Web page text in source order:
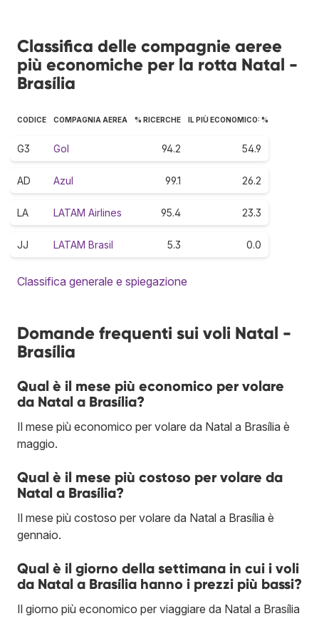
Classifica delle compagnie aeree
più economiche per la rotta Natal -
Brasília
CODICE COMPAGNIA AEREA % RICERCHE IL PIÙ ECONOMICO: %
G3 Gol 94.2 54.9
AD Azul 99.1 26.2
LA LATAM Airlines 95.4 23.3
JJ LATAM Brasil 5.3 0.0
Classifica generale e spiegazione
Domande frequenti sui voli Natal -
Brasília
Qual è il mese più economico per volare
da Natal a Brasília?
Il mese più economico per volare da Natal a Brasília è
maggio.
Qual è il mese più costoso per volare da
Natal a Brasília?
Il mese più costoso per volare da Natal a Brasília è
gennaio.
Qual è il giorno della settimana in cui i voli
da Natal a Brasília hanno i prezzi più bassi?
Il giorno più economico per viaggiare da Natal a Brasília